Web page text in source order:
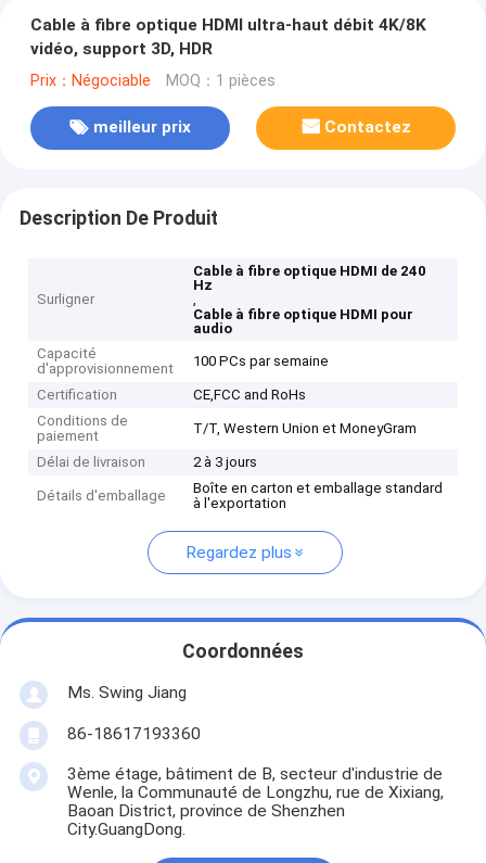
Cable à fibre optique HDMI ultra-haut débit 4K/8K
vidéo, support 3D, HDR
Prix：Négociable MOQ：1 pièces
meilleur prix Contactez
Description De Produit
Surligner
Cable à fibre optique HDMI de 240
Hz
,
Cable à fibre optique HDMI pour
audio
Capacité
d'approvisionnement
100 PCs par semaine
Certification
CE,FCC and RoHs
Conditions de
paiement
T/T, Western Union et MoneyGram
Délai de livraison 2 à 3 jours
Détails d'emballage
Boîte en carton et emballage standard
à l'exportation
Regardez plus
Coordonnées
Ms. Swing Jiang
86-18617193360
3ème étage, bâtiment de B, secteur d'industrie de
Wenle, la Communauté de Longzhu, rue de Xixiang,
Baoan District, province de Shenzhen
City.GuangDong.